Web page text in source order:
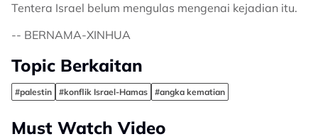
Tentera Israel belum mengulas mengenai kejadian itu.
-- BERNAMA-XINHUA
Topic Berkaitan
#palestin #konflik Israel-Hamas #angka kematian
Must Watch Video